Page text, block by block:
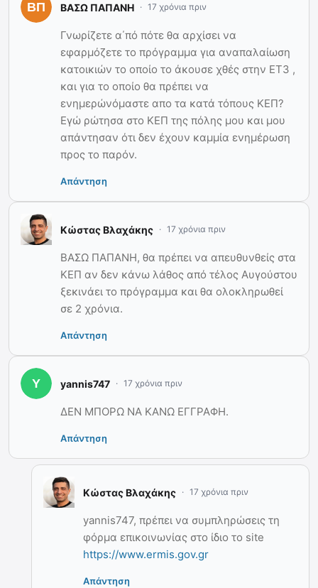
ΒΑΣΩ ΠΑΠΑΝΗ 17 χρόνια πριν
Γνωρίζετε α΄πό πότε θα αρχίσει να
εφαρμόζετε το πρόγραμμα για αναπαλαίωση
κατοικιών το οποίο το άκουσε χθές στην ΕΤ3 ,
και για το οποίο θα πρέπει να
ενημερώνόμαστε απο τα κατά τόπους ΚΕΠ?
Εγώ ρώτησα στο ΚΕΠ της πόλης μου και μου
απάντησαν ότι δεν έχουν καμμία ενημέρωση
προς το παρόν.
Απάντηση
Κώστας Βλαχάκης 17 χρόνια πριν
ΒΑΣΩ ΠΑΠΑΝΗ, θα πρέπει να απευθυνθείς στα
ΚΕΠ αν δεν κάνω λάθος από τέλος Αυγούστου
ξεκινάει το πρόγραμμα και θα ολοκληρωθεί
σε 2 χρόνια.
Απάντηση
yannis747 17 χρόνια πριν
ΔΕΝ ΜΠΟΡΩ ΝΑ ΚΑΝΩ ΕΓΓΡΑΦΗ.
Απάντηση
Κώστας Βλαχάκης 17 χρόνια πριν
yannis747, πρέπει να συμπληρώσεις τη
φόρμα επικοινωνίας στο ίδιο το site
https://www.ermis.gov.gr
Απάντηση